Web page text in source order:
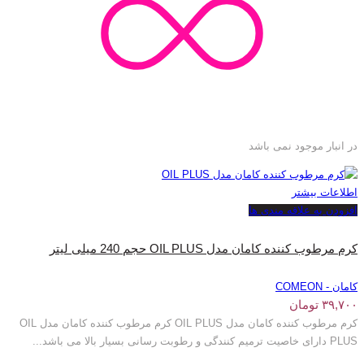
در انبار موجود نمی باشد
اطلاعات بیشتر
افزودن به علاقه مندی ها
کرم مرطوب کننده کامان مدل OIL PLUS حجم 240 میلی لیتر
کامان - COMEON
۳۹,۷۰۰ تومان
کرم مرطوب کننده کامان مدل OIL PLUS کرم مرطوب کننده کامان مدل OIL
PLUS دارای خاصیت ترمیم کنندگی و رطوبت رسانی بسیار بالا می باشد...